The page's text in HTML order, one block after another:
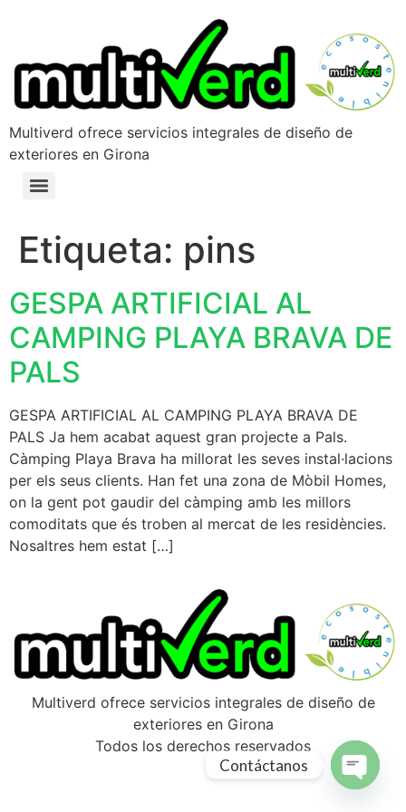
Multiverd ofrece servicios integrales de diseño de
exteriores en Girona
Etiqueta: pins
GESPA ARTIFICIAL AL
CAMPING PLAYA BRAVA DE
PALS
GESPA ARTIFICIAL AL CAMPING PLAYA BRAVA DE
PALS Ja hem acabat aquest gran projecte a Pals.
Càmping Playa Brava ha millorat les seves instal·lacions
per els seus clients. Han fet una zona de Mòbil Homes,
on la gent pot gaudir del càmping amb les millors
comoditats que és troben al mercat de les residències.
Nosaltres hem estat […]
Multiverd ofrece servicios integrales de diseño de
exteriores en Girona
Todos los derechos reservados
Contáctanos